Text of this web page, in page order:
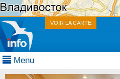
VOIR LA CARTE
Menu